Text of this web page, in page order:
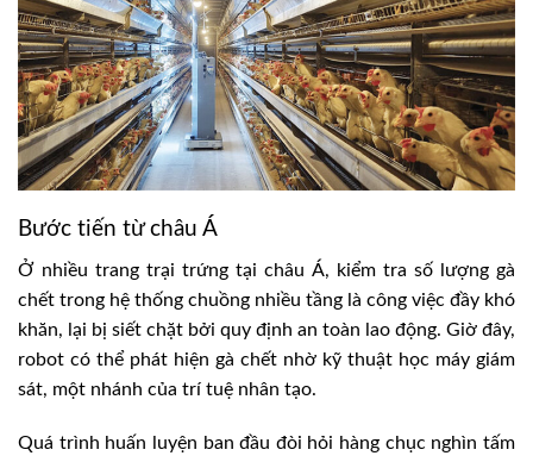
Bước tiến từ châu Á
Ở nhiều trang trại trứng tại châu Á, kiểm tra số lượng gà
chết trong hệ thống chuồng nhiều tầng là công việc đầy khó
khăn, lại bị siết chặt bởi quy định an toàn lao động. Giờ đây,
robot có thể phát hiện gà chết nhờ kỹ thuật học máy giám
sát, một nhánh của trí tuệ nhân tạo.
Quá trình huấn luyện ban đầu đòi hỏi hàng chục nghìn tấm